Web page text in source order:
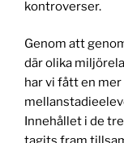
kontroverser.
Genom att
där olika
har vi fått en
Innehållet i de